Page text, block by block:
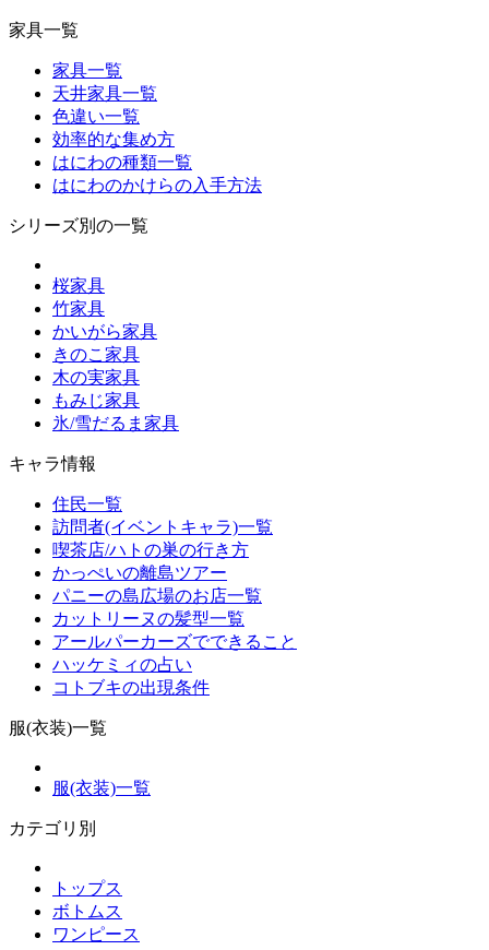
家具一覧
家具一覧
天井家具一覧
色違い一覧
効率的な集め方
はにわの種類一覧
はにわのかけらの入手方法
シリーズ別の一覧
桜家具
竹家具
かいがら家具
きのこ家具
木の実家具
もみじ家具
氷/雪だるま家具
キャラ情報
住民一覧
訪問者(イベントキャラ)一覧
喫茶店/ハトの巣の行き方
かっぺいの離島ツアー
パニーの島広場のお店一覧
カットリーヌの髪型一覧
アールパーカーズでできること
ハッケミィの占い
コトブキの出現条件
服(衣装)一覧
服(衣装)一覧
カテゴリ別
トップス
ボトムス
ワンピース